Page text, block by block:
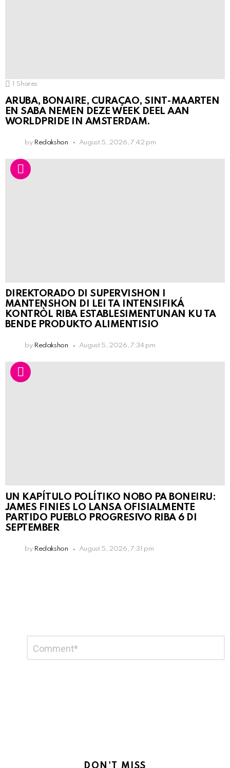
1 Shares
ARUBA, BONAIRE, CURAÇAO, SINT-MAARTEN
EN SABA NEMEN DEZE WEEK DEEL AAN
WORLDPRIDE IN AMSTERDAM.
by Redakshon August 5, 2026, 7:42 pm
DIREKTORADO DI SUPERVISHON I
MANTENSHON DI LEI TA INTENSIFIKÁ
KONTRÒL RIBA ESTABLESIMENTUNAN KU TA
BENDE PRODUKTO ALIMENTISIO
by Redakshon August 5, 2026, 7:34 pm
UN KAPÍTULO POLÍTIKO NOBO PA BONEIRU:
JAMES FINIES LO LANSA OFISIALMENTE
PARTIDO PUEBLO PROGRESIVO RIBA 6 DI
SEPTEMBER
by Redakshon August 5, 2026, 7:31 pm
Reply
DON'T MISS